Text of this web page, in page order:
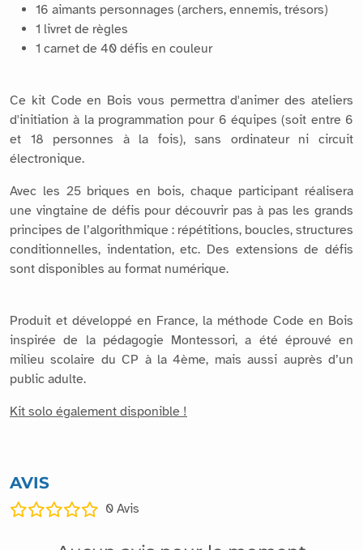
16 aimants personnages (archers, ennemis, trésors)
1 livret de règles
1 carnet de 40 défis en couleur
Ce kit Code en Bois vous permettra d'animer des ateliers
d'initiation à la programmation pour 6 équipes (soit entre 6
et 18 personnes à la fois), sans ordinateur ni circuit
électronique.
Avec les 25 briques en bois, chaque participant réalisera
une vingtaine de défis pour découvrir pas à pas les grands
principes de l’algorithmique : répétitions, boucles, structures
conditionnelles, indentation, etc. Des extensions de défis
sont disponibles au format numérique.
Produit et développé en France, la méthode Code en Bois
inspirée de la pédagogie Montessori, a été éprouvé en
milieu scolaire du CP à la 4ème, mais aussi auprès d’un
public adulte.
Kit solo également disponible !
AVIS
0 Avis